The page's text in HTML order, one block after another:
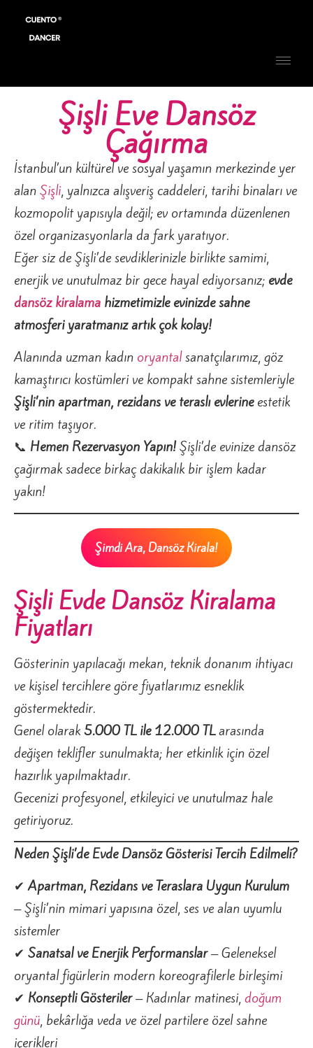
Şişli Eve Dansöz
Çağırma
İstanbul’un kültürel ve sosyal yaşamın merkezinde yer
alanŞişli, yalnızca alışveriş caddeleri, tarihi binaları ve
kozmopolit yapısıyla değil; ev ortamında düzenlenen
özel organizasyonlarla da fark yaratıyor.
Eğer siz de Şişli’de sevdiklerinizle birlikte samimi,
enerjik ve unutulmaz bir gece hayal ediyorsanız; evde
dansöz kiralama hizmetimizle evinizde sahne
atmosferi yaratmanız artık çok kolay!
Alanında uzman kadın oryantalsanatçılarımız, göz
kamaştırıcı kostümleri ve kompakt sahne sistemleriyle
Şişli’nin apartman, rezidans ve teraslı evlerineestetik
ve ritim taşıyor.
📞 Hemen Rezervasyon Yapın!Şişli’de evinize dansöz
çağırmak sadece birkaç dakikalık bir işlem kadar
yakın!
Şimdi Ara, Dansöz Kirala!
Şişli Evde Dansöz Kiralama
Fiyatları
Gösterinin yapılacağı mekan, teknik donanım ihtiyacı
ve kişisel tercihlere göre fiyatlarımız esneklik
göstermektedir.
Genel olarak5.000 TL ile 12.000 TLarasında
değişen teklifler sunulmakta; her etkinlik için özel
hazırlık yapılmaktadır.
Gecenizi profesyonel, etkileyici ve unutulmaz hale
getiriyoruz.
Neden Şişli’de Evde Dansöz Gösterisi Tercih Edilmeli?
✔Apartman, Rezidans ve Teraslara Uygun Kurulum
– Şişli’nin mimari yapısına özel, ses ve alan uyumlu
sistemler
✔ Sanatsal ve Enerjik Performanslar– Geleneksel
oryantal figürlerin modern koreografilerle birleşimi
✔ Konseptli Gösteriler– Kadınlar matinesi,doğum
günü, bekârlığa veda ve özel partilere özel sahne
içerikleri